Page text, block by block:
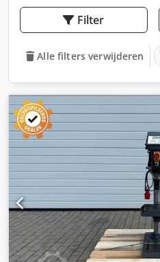
Filter
Alle filters verwijderen